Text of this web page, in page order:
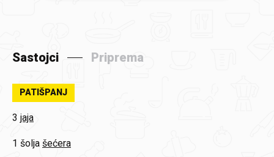
Sastojci Priprema
PATIŠPANJ
3 jaja
1 šolja šećera